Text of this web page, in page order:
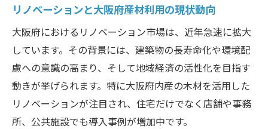
ンの要点
リノベーションに適した大阪府産材の見分
け方
大阪木材選定時に重視したい認証制度の基
本
リノベーションと大阪府産材利用の現状動向
大阪府におけるリノベーション市場は、近年急速に拡大
しています。その背景には、建築物の長寿命化や環境配
慮への意識の高まり、そして地域経済の活性化を目指す
動きが挙げられます。特に大阪府内産の木材を活用した
リノベーションが注目され、住宅だけでなく店舗や事務
所、公共施設でも導入事例が増加中です。